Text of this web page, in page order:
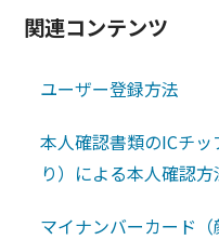
関連コンテンツ
ユーザー登録方法
本人確認書類のICチ
り）による本人確認方
マイナンバーカード